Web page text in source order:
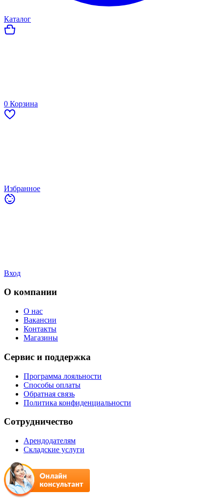
Каталог
0 Корзина
Избранное
Вход
О компании
О нас
Вакансии
Контакты
Магазины
Сервис и поддержка
Программа лояльности
Способы оплаты
Обратная связь
Политика конфиденциальности
Сотрудничество
Арендодателям
Складские услуги